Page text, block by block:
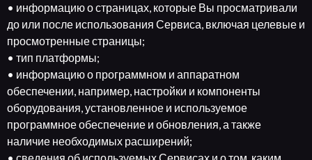
• информацию о страницах, которые Вы просматривали
до или после использования Сервиса, включая целевые и
просмотренные страницы;
• тип платформы;
• информацию о программном и аппаратном
обеспечении, например, настройки и компоненты
оборудования, установленное и используемое
программное обеспечение и обновления, а также
наличие необходимых расширений;